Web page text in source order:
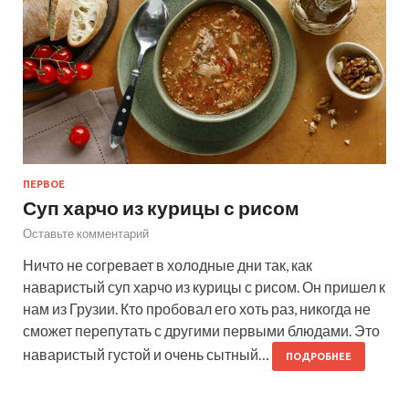
ПЕРВОЕ
Суп харчо из курицы с рисом
Оставьте комментарий
Ничто не согревает в холодные дни так, как
наваристый суп харчо из курицы с рисом. Он пришел к
нам из Грузии. Кто пробовал его хоть раз, никогда не
сможет перепутать с другими первыми блюдами. Это
наваристый густой и очень сытный…
ПОДРОБНЕЕ